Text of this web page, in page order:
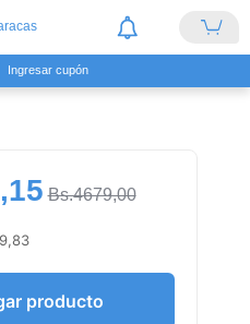
Ingresar cupón
Bs.4679,00
producto